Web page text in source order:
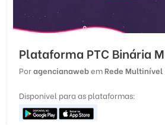
Plataforma PTC Binária
PoragencianawebemRede Multinível
Disponivel para as plataformas: